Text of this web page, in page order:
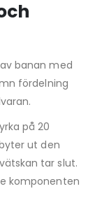
banan med
fördelning
på 20
ut den
tar slut.
komponenten